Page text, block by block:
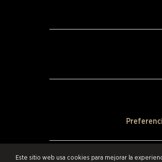
©2026 Scalefast Inc. (que opera como
Este sitio web usa cookies para mejorar la